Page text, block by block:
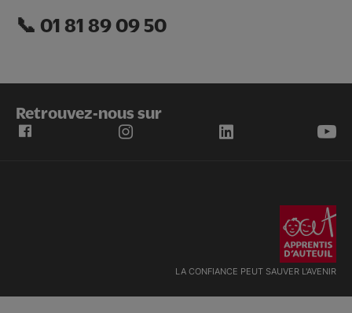
📞 01 81 89 09 50
Retrouvez-nous sur
LA CONFIANCE PEUT SAUVER L'AVENIR